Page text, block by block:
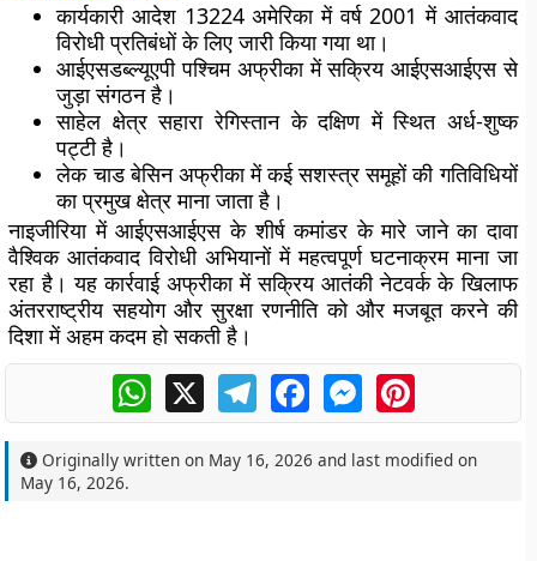
कार्यकारी आदेश 13224 अमेरिका में वर्ष 2001 में आतंकवाद
विरोधी प्रतिबंधों के लिए जारी किया गया था।
आईएसडब्ल्यूएपी पश्चिम अफ्रीका में सक्रिय आईएसआईएस से
जुड़ा संगठन है।
साहेल क्षेत्र सहारा रेगिस्तान के दक्षिण में स्थित अर्ध-शुष्क
पट्टी है।
लेक चाड बेसिन अफ्रीका में कई सशस्त्र समूहों की गतिविधियों
का प्रमुख क्षेत्र माना जाता है।
नाइजीरिया में आईएसआईएस के शीर्ष कमांडर के मारे जाने का दावा
वैश्विक आतंकवाद विरोधी अभियानों में महत्वपूर्ण घटनाक्रम माना जा
रहा है। यह कार्रवाई अफ्रीका में सक्रिय आतंकी नेटवर्क के खिलाफ
अंतरराष्ट्रीय सहयोग और सुरक्षा रणनीति को और मजबूत करने की
दिशा में अहम कदम हो सकती है।
WhatsApp
X TelegramFacebookMessengerPinterest
Originally written on May 16, 2026 and last modified on
May 16, 2026.